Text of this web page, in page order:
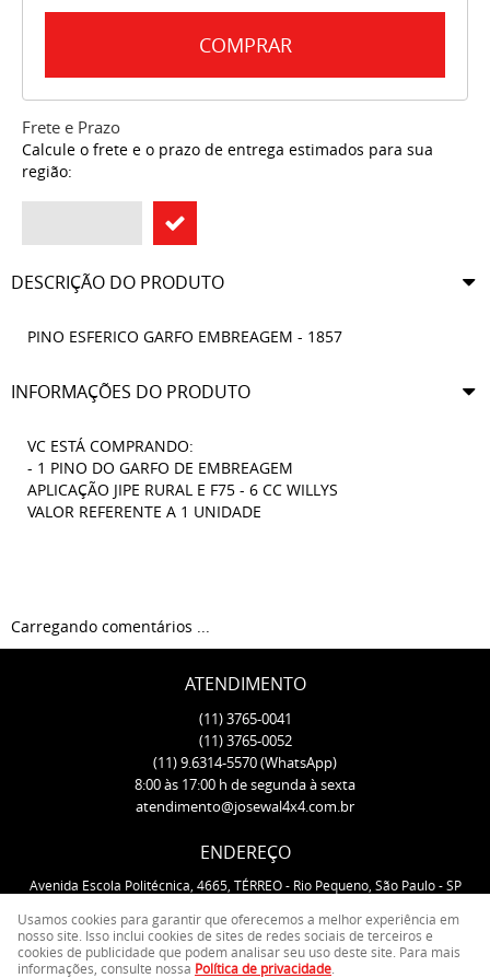
COMPRAR
Frete e Prazo
Calcule o frete e o prazo de entrega estimados para sua
região:
DESCRIÇÃO DO PRODUTO
PINO ESFERICO GARFO EMBREAGEM - 1857
INFORMAÇÕES DO PRODUTO
VC ESTÁ COMPRANDO:
- 1 PINO DO GARFO DE EMBREAGEM
APLICAÇÃO JIPE RURAL E F75 - 6 CC WILLYS
VALOR REFERENTE A 1 UNIDADE
Carregando comentários ...
ATENDIMENTO
(11)3765-0041
(11)3765-0052
(11)9.6314-5570(WhatsApp)
8:00 às 17:00 h de segunda à sexta
atendimento@josewal4x4.com.br
ENDEREÇO
Avenida Escola Politécnica, 4665, TÉRREO- Rio Pequeno, São Paulo-SP
LOJA VIRTUAL CRIADA POR
Usamos cookies para garantir que oferecemos a melhor experiência em
nosso site. Isso inclui cookies de sites de redes sociais de terceiros e
cookies de publicidade que podem analisar seu uso deste site. Para mais
informações, consulte nossa Política de privacidade